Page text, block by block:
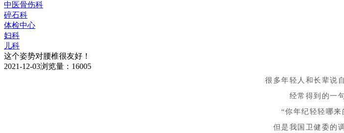
中医骨伤科
碎石科
体检中心
妇科
儿科
这个姿势对腰椎很友好！
2021-12-03浏览量：16005
很多年轻人和长辈说
经常得到的一
“你年纪轻轻哪来
但是我国卫健委的